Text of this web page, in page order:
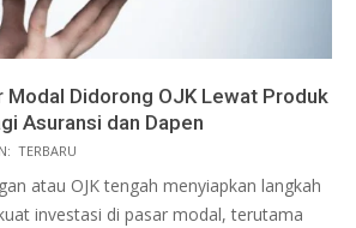
Modal Didorong OJK Lewat Produk
Asuransi dan Dapen
TERBARU
atau OJK tengah menyiapkan langkah
investasi di pasar modal, terutama